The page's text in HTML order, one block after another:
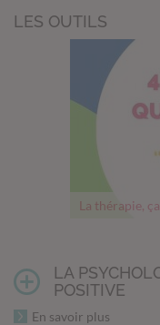
LES OUTILS
La thérapie,
Thérapie,
Mesurer son
Un cerveau
Comment les
Les 5
Questions
LA
POSITIVE
En savoir plus